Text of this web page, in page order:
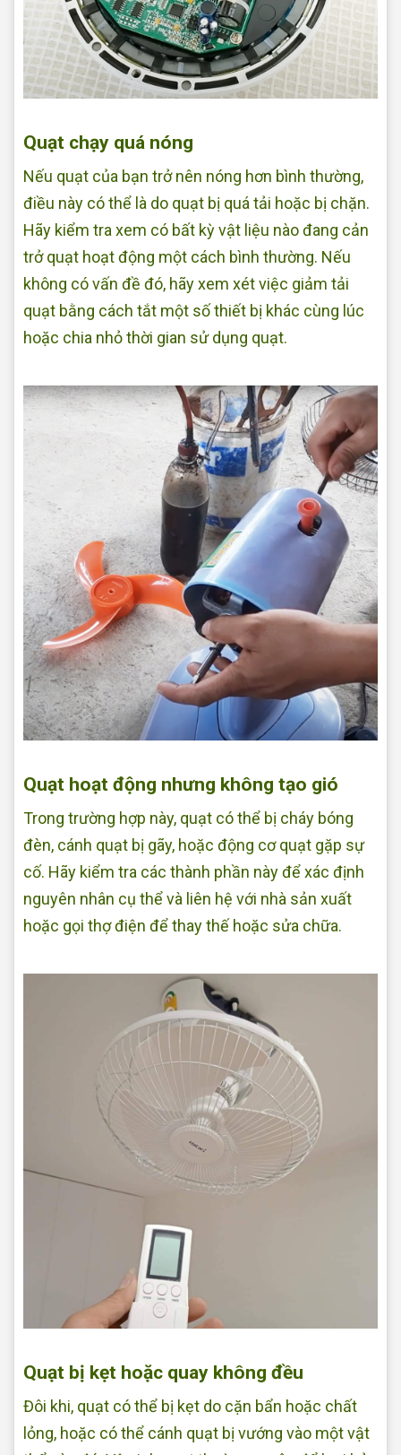
Quạt chạy quá nóng
Nếu quạt của bạn trở nên nóng hơn bình thường,
điều này có thể là do quạt bị quá tải hoặc bị chặn.
Hãy kiểm tra xem có bất kỳ vật liệu nào đang cản
trở quạt hoạt động một cách bình thường. Nếu
không có vấn đề đó, hãy xem xét việc giảm tải
quạt bằng cách tắt một số thiết bị khác cùng lúc
hoặc chia nhỏ thời gian sử dụng quạt.
Quạt hoạt động nhưng không tạo gió
Trong trường hợp này, quạt có thể bị cháy bóng
đèn, cánh quạt bị gãy, hoặc động cơ quạt gặp sự
cố. Hãy kiểm tra các thành phần này để xác định
nguyên nhân cụ thể và liên hệ với nhà sản xuất
hoặc gọi thợ điện để thay thế hoặc sửa chữa.
Quạt bị kẹt hoặc quay không đều
Đôi khi, quạt có thể bị kẹt do cặn bẩn hoặc chất
lỏng, hoặc có thể cánh quạt bị vướng vào một vật